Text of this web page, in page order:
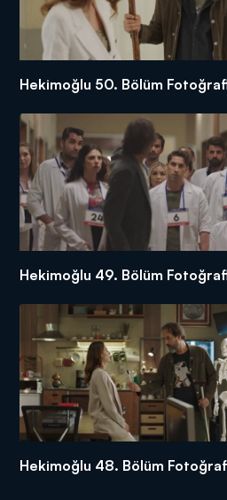
Hekimoğlu 50. Bölüm
Hekimoğlu 49. Bölüm
Hekimoğlu 48. Bölüm